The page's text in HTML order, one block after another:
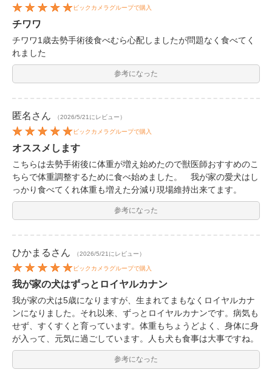
ビックカメラグループで購入
チワワ
チワワ1歳去勢手術後食べむら心配しましたが問題なく食べてく
れました
参考になった
匿名 さん （2026/5/21にレビュー）
ビックカメラグループで購入
オススメします
こちらは去勢手術後に体重が増え始めたので獣医師おすすめのこ
ちらで体重調整するために食べ始めました。 我が家の愛犬はし
っかり食べてくれ体重も増えた分減り現場維持出来てます。
参考になった
ひかまる さん （2026/5/21にレビュー）
ビックカメラグループで購入
我が家の犬はずっとロイヤルカナン
我が家の犬は5歳になりますが、生まれてまもなくロイヤルカナ
ンになりました。それ以来、ずっとロイヤルカナンです。病気も
せず、すくすくと育っています。体重もちょうどよく、身体に身
が入って、元気に過ごしています。人も犬も食事は大事ですね。
参考になった